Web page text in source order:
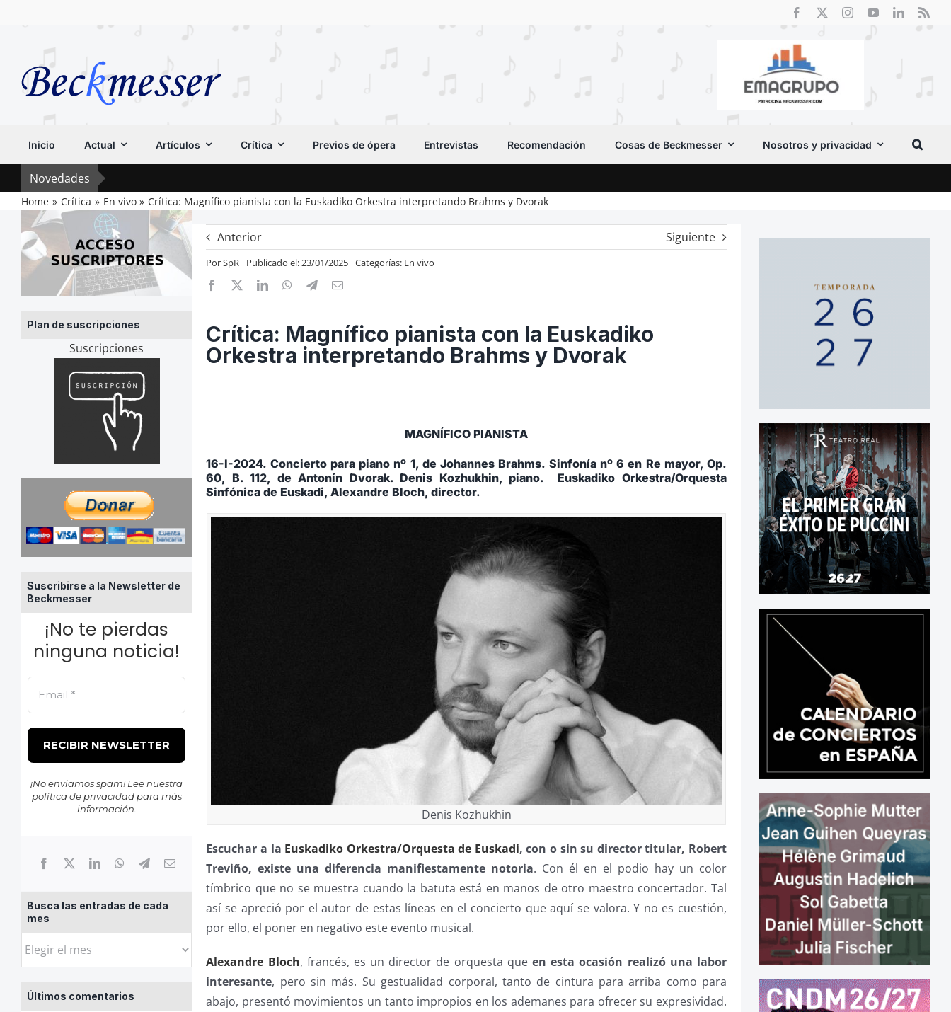
Inicio Actual Artículos Crítica Previos de ópera Entrevistas Recomendación Cosas de Beckmesser Nosotros y privacidad
Novedades
Home Crítica En vivo Crítica: Magnífico pianista con la Euskadiko Orkestra interpretando Brahms y Dvorak
Plan de suscripciones
Suscripciones
Suscribirse a la Newsletter de
Beckmesser
¡No te pierdas
ninguna noticia!
¡No enviamos spam! Lee nuestra
política de privacidadpara más
información.
Busca las entradas de cada
mes
Busca
entradas
de
Últimos comentarios
Anterior Siguiente
PorSpR Publicado el: 23/01/2025 Categorías: En vivo
Crítica: Magnífico pianista con la Euskadiko
Orkestra interpretando Brahms y Dvorak
MAGNÍFICO PIANISTA
16-I-2024. Concierto para piano nº 1, de Johannes Brahms. Sinfonía nº 6 en Re mayor, Op.
60, B. 112, de Antonín Dvorak. Denis Kozhukhin, piano. Euskadiko Orkestra/Orquesta
Sinfónica de Euskadi, Alexandre Bloch, director.
Denis Kozhukhin
Escuchar a la Euskadiko Orkestra/Orquesta de Euskadi, con o sin su director titular, Robert
Treviño, existe una diferencia manifiestamente notoria. Con él en el podio hay un color
tímbrico que no se muestra cuando la batuta está en manos de otro maestro concertador. Tal
así se apreció por el autor de estas líneas en el concierto que aquí se valora. Y no es cuestión,
por ello, el poner en negativo este evento musical.
Alexandre Bloch, francés, es un director de orquesta queen esta ocasión realizó una labor
interesante, pero sin más. Su gestualidad corporal, tanto de cintura para arriba como para
abajo, presentó movimientos un tanto impropios en los ademanes para ofrecer su expresividad.